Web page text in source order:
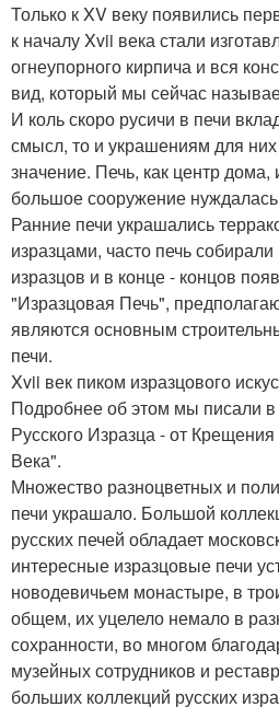
Только к XV веку появились
к началу Xvii века стали
огнеупорного кирпича и вся
вид, который мы сейчас
И коль скоро русичи в печи
смысл, то и украшениям для
значение. Печь, как центр
большое сооружение
Ранние печи украшались
изразцами, часто печь
изразцов и в конце - концов
"Изразцовая Печь",
являются основным
печи.
Xvii век пиком изразцового
Подробнее об этом мы писали
Русского Изразца - от
Века".
Множество разноцветных и
печи украшало. Большой
русских печей обладает
интересные изразцовые печи
новодевичьем монастыре, в
общем, их уцелело немало в
сохранности, во многом
музейных сотрудников и
больших коллекций русских